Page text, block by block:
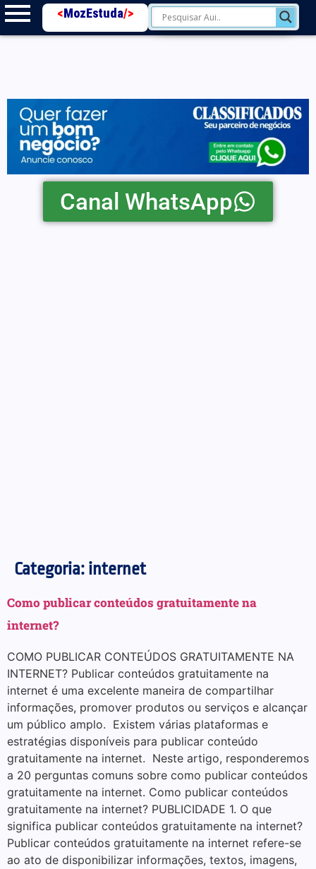
<MozEstuda/>
Canal WhatsApp
Categoria: internet
Como publicar conteúdos gratuitamente na
internet?
COMO PUBLICAR CONTEÚDOS GRATUITAMENTE NA
INTERNET? Publicar conteúdos gratuitamente na
internet é uma excelente maneira de compartilhar
informações, promover produtos ou serviços e alcançar
um público amplo. Existem várias plataformas e
estratégias disponíveis para publicar conteúdo
gratuitamente na internet. Neste artigo, responderemos
a 20 perguntas comuns sobre como publicar conteúdos
gratuitamente na internet. Como publicar conteúdos
gratuitamente na internet? PUBLICIDADE 1. O que
significa publicar conteúdos gratuitamente na internet?
Publicar conteúdos gratuitamente na internet refere-se
ao ato de disponibilizar informações, textos, imagens,